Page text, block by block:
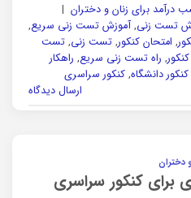
برای زنان و دختران |
تست زنی,آموزش تست زنی سریع,
, امتحان کنکور, تست زنی, تست
, راه تست زنی سریع, راهکار
کنکور دانشگاه, کنکور سراسری
ارسال دیدگاه
دختران
کنکور سراسری